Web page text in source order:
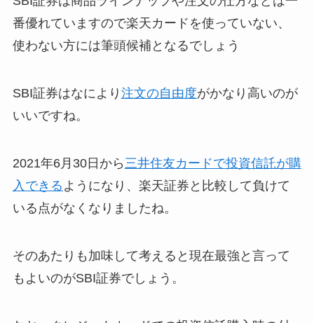
番優れていますので楽天カードを使っていない、
使わない方には筆頭候補となるでしょう
SBI証券はなにより 注文の自由度がかなり高いのが
いいですね。
2021年6月30日から 三井住友カードで投資信託が購
入できる ようになり、楽天証券と比較して負けて
いる点がなくなりましたね。
そのあたりも加味して考えると現在最強と言って
もよいのがSBI証券でしょう。